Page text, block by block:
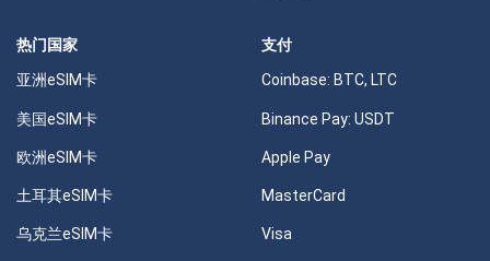
热门国家
亚洲eSIM卡
美国eSIM卡
欧洲eSIM卡
土耳其eSIM卡
乌克兰eSIM卡
支付
Coinbase: BTC, LTC
Binance Pay: USDT
Apple Pay
MasterCard
Visa